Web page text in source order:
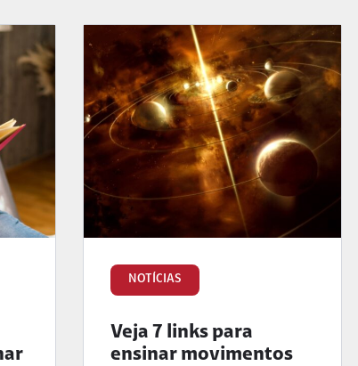
NOTÍCIAS
Veja 7 links para
ensinar movimentos